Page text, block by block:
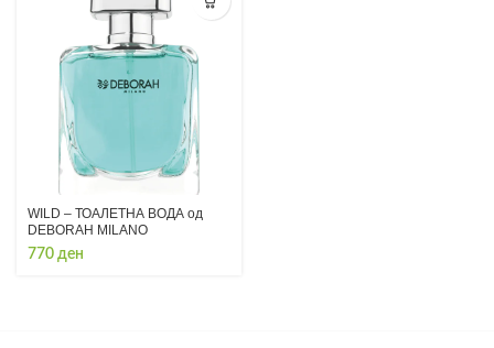
WILD – ТОАЛЕТНА ВОДА од
DEBORAH MILANO
770 ден